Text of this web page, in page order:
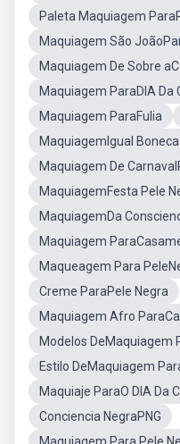
Paleta Maquiagem
Maquiagem São
Maquiagem De Sobre
Maquiagem ParaDIA Da
Maquiagem ParaFulia
MaquiagemIgual
Maquiagem De
MaquiagemFesta Pele
MaquiagemDa
Maquiagem
Maqueagem Para
Creme ParaPele Negra
Maquiagem Afro
Modelos DeMaquiagem
Estilo DeMaquiagem
Maquiaje ParaO DIA Da
Conciencia NegraPNG